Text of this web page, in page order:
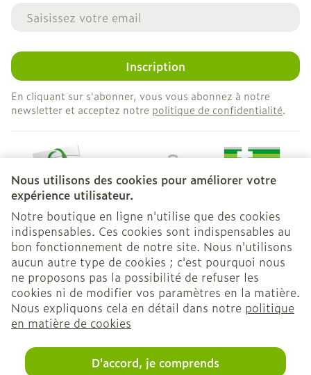
Nous utilisons des cookies pour améliorer votre
expérience utilisateur.
Notre boutique en ligne n'utilise que des cookies
indispensables. Ces cookies sont indispensables au
bon fonctionnement de notre site. Nous n'utilisons
aucun autre type de cookies ; c'est pourquoi nous
ne proposons pas la possibilité de refuser les
cookies ni de modifier vos paramètres en la matière.
Nous expliquons cela en détail dans notre politique
en matière de cookies
D'accord, je comprends
Adresse mail
Inscription
En cliquant sur s'abonner, vous vous abonnez à notre
newsletter et acceptez notre politique de confidentialité.
Liens légaux